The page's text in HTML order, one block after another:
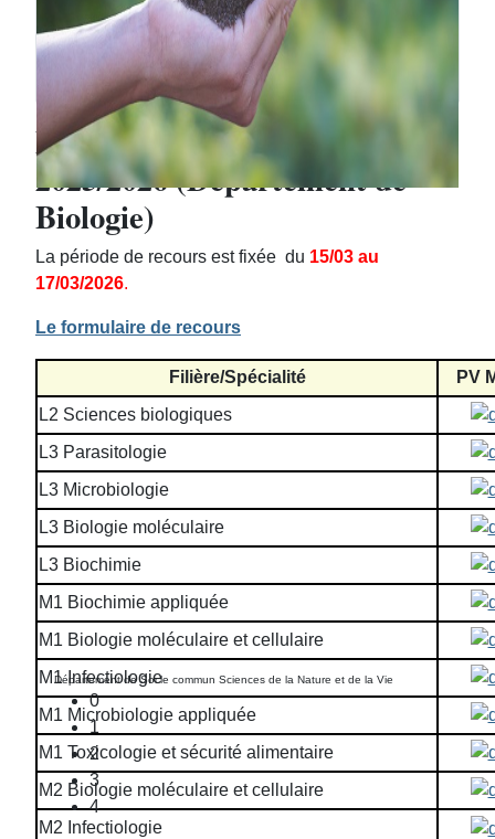
Département de Socle commun Sciences de la Nature et de la Vie
0
1
2
3
4
Délibérations semestre impair
2025/2026 (Département de
Biologie)
La période de recours est fixée du 15/03 au
17/03/2026.
Le formulaire de recours
Filière/Spécialité
PV
L2 Sciences biologiques
L3 Parasitologie
L3 Microbiologie
L3 Biologie moléculaire
L3 Biochimie
M1 Biochimie appliquée
M1 Biologie moléculaire et cellulaire
M1 Infectiologie
M1 Microbiologie appliquée
M1 Toxicologie et sécurité alimentaire
M2 Biologie moléculaire et cellulaire
M2 Infectiologie